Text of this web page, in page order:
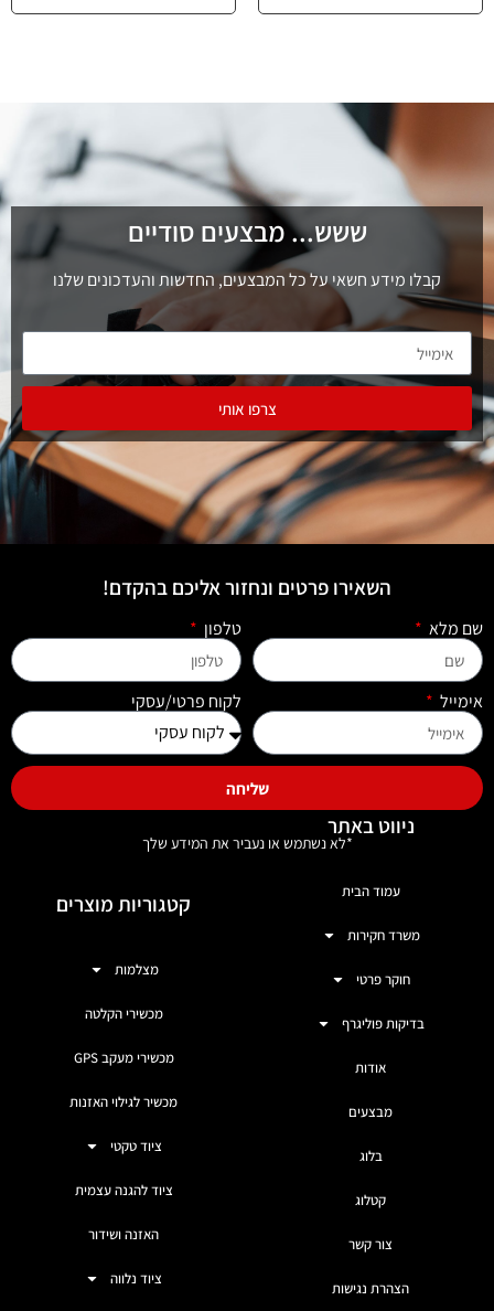
ששש... מבצעים סודיים
קבלו מידע חשאי על כל המבצעים, החדשות והעדכונים שלנו
צרפו אותי
השאירו פרטים ונחזור אליכם בהקדם!
שם מלא טלפון
אימייל לקוח פרטי/עסקי
שליחה
*לא נשתמש או נעביר את המידע שלך
ניווט באתר
עמוד הבית
משרד חקירות
חוקר פרטי
בדיקות פוליגרף
אודות
מבצעים
בלוג
קטלוג
צור קשר
הצהרת נגישות
קטגוריות מוצרים
מצלמות
מכשירי הקלטה
מכשירי מעקב GPS
מכשיר לגילוי האזנות
ציוד טקטי
ציוד להגנה עצמית
האזנה ושידור
ציוד נלווה